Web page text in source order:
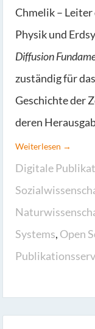
Chmelik –
Physik und
Diffusion
zuständig für
Geschichte der
deren
Weiterlesen →
Digitale
Systems, Open